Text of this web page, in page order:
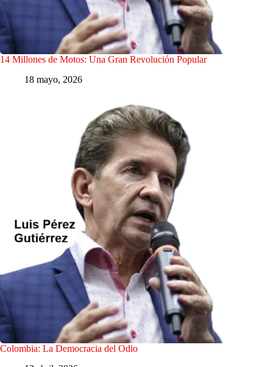
14 Millones de Motos: Una Gran Revolución Popular
18 mayo, 2026
Colombia: La Democracia del Odio